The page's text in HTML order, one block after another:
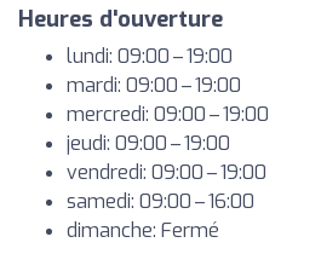
Heures d'ouverture
lundi: 09:00 – 19:00
mardi: 09:00 – 19:00
mercredi: 09:00 – 19:00
jeudi: 09:00 – 19:00
vendredi: 09:00 – 19:00
samedi: 09:00 – 16:00
dimanche: Fermé